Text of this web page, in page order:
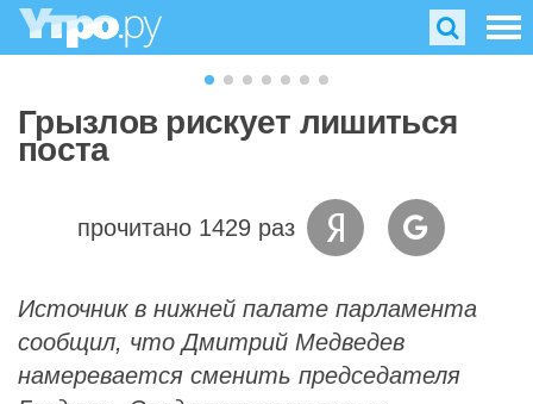
Грызлов рискует лишиться
поста
прочитано 1429 раз
Источник в нижней палате парламента
сообщил, что Дмитрий Медведев
намеревается сменить председателя